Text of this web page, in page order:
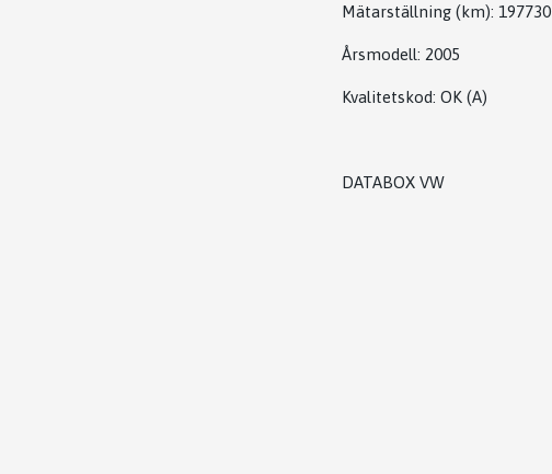
Mätarställning (km): 197730
Årsmodell: 2005
Kvalitetskod: OK (A)
DATABOX VW